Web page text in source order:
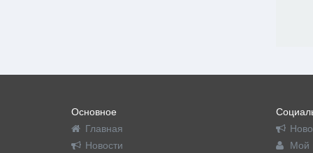
Основное
Главная
Новости
Мой